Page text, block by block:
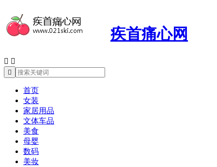
疾首痛心网
 

首页
女装
家居用品
文体车品
美食
母婴
数码
美妆